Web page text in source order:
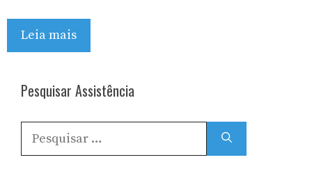
Leia mais
Pesquisar Assistência
Pesquisar
por: